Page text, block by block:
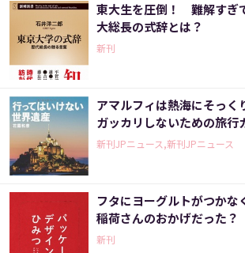
東大生を圧倒！ 難解すぎ
大総長の式辞とは？
新刊
アマルフィは熱海にそっ
ガッカリしないための旅行
新刊JPニュース,新刊JPニュース
フタにヨーグルトがつかな
稲荷さんのおかげだった？
新刊